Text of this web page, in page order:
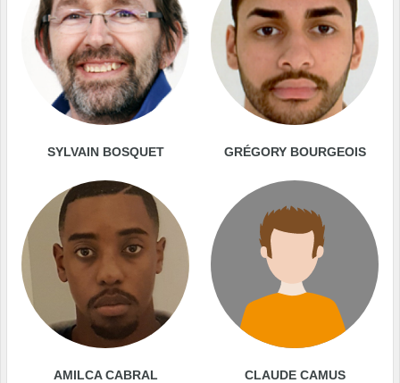
SYLVAIN BOSQUET GRÉGORY BOURGEOIS
AMILCA CABRAL CLAUDE CAMUS